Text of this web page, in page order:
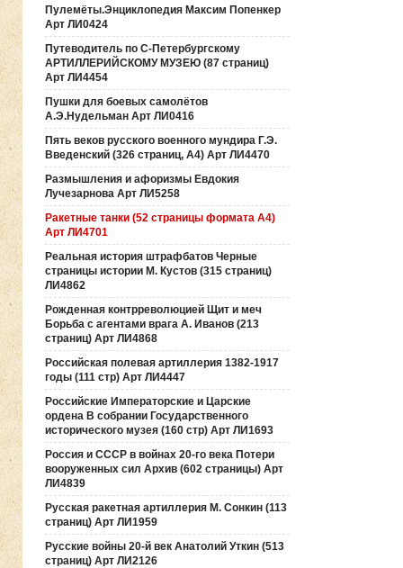
Пулемёты.Энциклопедия Максим Попенкер
Арт ЛИ0424
Путеводитель по С-Петербургскому
АРТИЛЛЕРИЙСКОМУ МУЗЕЮ (87 страниц)
Арт ЛИ4454
Пушки для боевых самолётов
А.Э.Нудельман Арт ЛИ0416
Пять веков русского военного мундира Г.Э.
Введенский (326 страниц, А4) Арт ЛИ4470
Размышления и афоризмы Евдокия
Лучезарнова Арт ЛИ5258
Ракетные танки (52 страницы формата А4)
Арт ЛИ4701
Реальная история штрафбатов Черные
страницы истории М. Кустов (315 страниц)
ЛИ4862
Рожденная контрреволюцией Щит и меч
Борьба с агентами врага А. Иванов (213
страниц) Арт ЛИ4868
Российская полевая артиллерия 1382-1917
годы (111 стр) Арт ЛИ4447
Российские Императорские и Царские
ордена В собрании Государственного
исторического музея (160 стр) Арт ЛИ1693
Россия и СССР в войнах 20-го века Потери
вооруженных сил Архив (602 страницы) Арт
ЛИ4839
Русская ракетная артиллерия М. Сонкин (113
страниц) Арт ЛИ1959
Русские войны 20-й век Анатолий Уткин (513
страниц) Арт ЛИ2126